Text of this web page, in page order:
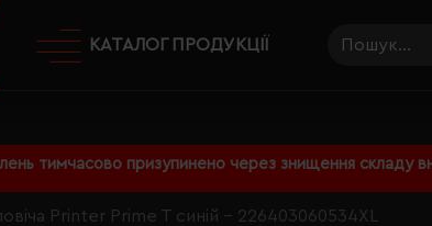
тимчасово призупинено через знищення складу
КАТАЛОГ ПРОДУКЦІЇ
Printer Prime T синій - 226403060534XL